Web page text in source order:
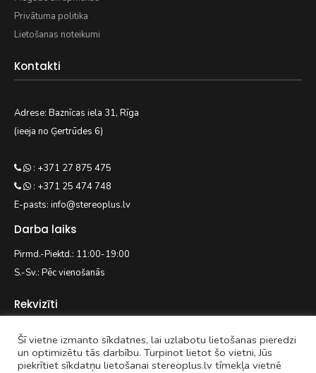
Privātuma politika
Lietošanas noteikumi
Kontakti
Adrese: Baznīcas iela 31, Rīga
(ieeja no Ģertrūdes 6)
: +371 27 875 475
: +371 25 474 748
E-pasts: info@stereoplus.lv
Darba laiks
Pirmd.-Piektd.: 11:00-19:00
S.-Sv.: Pēc vienošanās
Rekvizīti
EASYWAY.LV SIA
Reģ. nr. 42103092938
Šī vietne izmanto sīkdatnes, lai uzlabotu lietošanas pieredzi
un optimizētu tās darbību. Turpinot lietot šo vietni, Jūs
piekrītiet sīkdatņu lietošanai stereoplus.lv tīmekļa vietnē